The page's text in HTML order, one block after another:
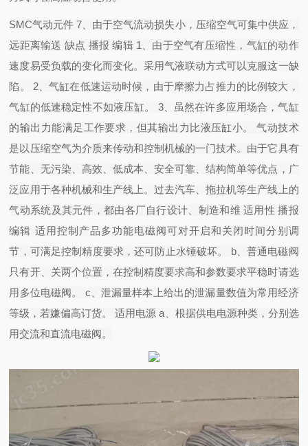
SMC气动元件 7、由于空气流动损失小，压缩空气可集中供应，
远距离输送 缺点 播报 编辑 1、由于空气有压缩性，气缸的动作
速度易受负载的变化而变化。采用气液联动方式可以克服这一缺
陷。 2、气缸在低速运动时候，由于摩擦力占推力的比例较大，
气缸的低速稳定性不如液压缸。 3、虽然在许多应用场合，气缸
的输出力能满足工作要求，但其输出力比液压缸小。 气动技术
是以压缩空气为介质来传动和控制机械的一门技术。由于它具有
节能、无污染、高效、低成本、安全可靠、结构简单等优点，广
泛应用于各种机械和生产线上。过去汽车、拖拉机等生产线上的
气动系统及其元件，都由各厂自行设计、制造和维 适用性 播报
编辑 适用控制产品多功能电磁阀可对开启和关闭时间分别调
节，可满足控制精度要求，还可防止水锤破坏。 b、普通电磁阀
只有开、关两个位置，在控制精度要求高和参数要求平稳时请选
用多位电磁阀。 c、泄漏量样本上给出的泄漏量数值为常用经济
等级，若嫌偏高订货。 适用电源 a、根据供电电源种类，分别选
用交流和直流电磁阀。